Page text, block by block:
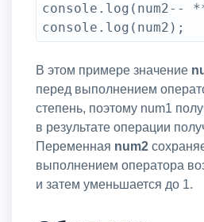
В этом примере значение
перед выполнением
степень, поэтому num1
в результате операции
Переменная num2
выполнением оператора
и затем уменьшается до 1.